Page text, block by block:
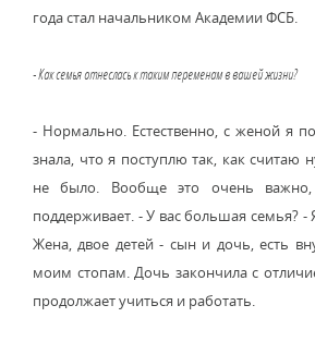
года стал начальником Академии ФСБ.
- Как семья отнеслась к таким переменам в вашей жизни?
- Нормально. Естественно, с женой я
знала, что я поступлю так, как
не было. Вообще это очень важно,
поддерживает. - У вас большая семья? -
Жена, двое детей - сын и дочь, есть
моим стопам. Дочь закончила с
продолжает учиться и работать.